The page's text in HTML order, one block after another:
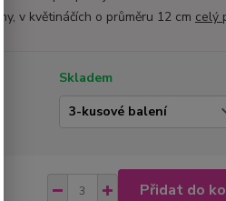
v květináčích o průměru 12 cm celý
Skladem
Přidat do